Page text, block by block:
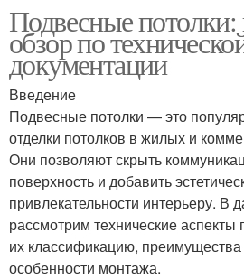
Подвесные
обзор по
документации
Введение
Подвесные потолки — это
отделки потолков в жилых и
Они позволяют скрыть
поверхность и добавить
привлекательности интерьеру. В
рассмотрим технические аспекты
их классификацию, преимущества
особенности монтажа.